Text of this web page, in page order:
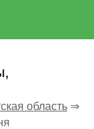
область ⇒